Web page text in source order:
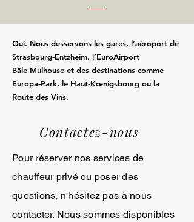
Oui. Nous desservons les gares, l’aéroport de
Strasbourg‑Entzheim, l’EuroAirport
Bâle‑Mulhouse et des destinations comme
Europa‑Park, le Haut‑Kœnigsbourg ou la
Route des Vins.
Contactez-nous
Pour réserver nos services de
chauffeur privé ou poser des
questions, n'hésitez pas à nous
contacter. Nous sommes disponibles